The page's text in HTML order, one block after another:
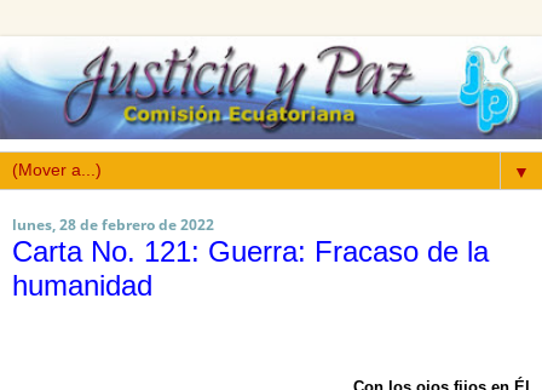
▼
lunes, 28 de febrero de 2022
Carta No. 121: Guerra: Fracaso de la
humanidad